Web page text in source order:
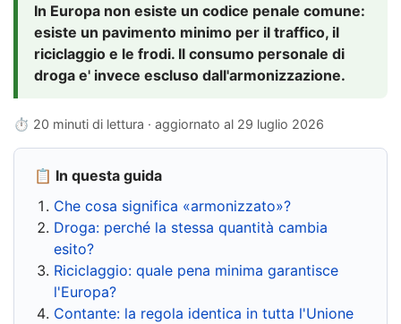
In Europa non esiste un codice penale comune:
esiste un pavimento minimo per il traffico, il
riciclaggio e le frodi. Il consumo personale di
droga e' invece escluso dall'armonizzazione.
⏱ 20 minuti di lettura · aggiornato al 29 luglio 2026
📋 In questa guida
Che cosa significa «armonizzato»?
Droga: perché la stessa quantità cambia
esito?
Riciclaggio: quale pena minima garantisce
l'Europa?
Contante: la regola identica in tutta l'Unione